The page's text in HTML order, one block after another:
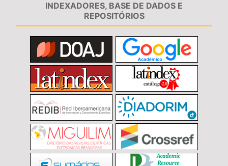
INDEXADORES, BASE DE DADOS E
REPOSITÓRIOS